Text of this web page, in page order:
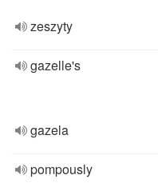
zeszyty
gazelle's
gazela
pompously